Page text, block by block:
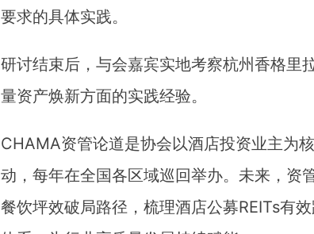
要求的具体实践。
研讨结束后，与会嘉宾实地考察杭州香格里
量资产焕新方面的实践经验。
CHAMA资管论道是协会以酒店投资业主为
动，每年在全国各区域巡回举办。未来，资
餐饮坪效破局路径，梳理酒店公募REITs有